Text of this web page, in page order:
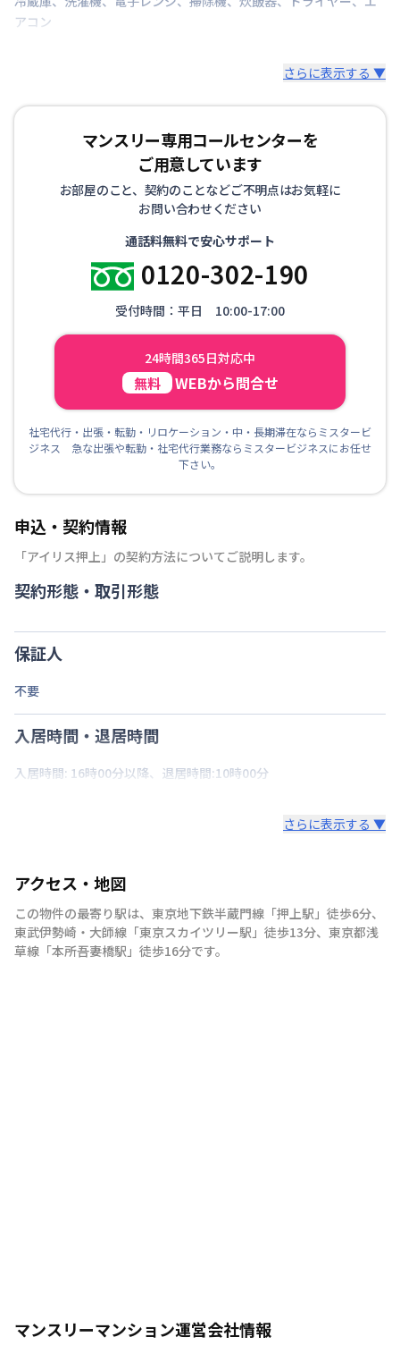
アコン
さらに表示する ▼
マンスリー専用コールセンターを
ご用意しています
お部屋のこと、契約のことなどご不明点はお気軽に
お問い合わせください
通話料無料で安心サポート
0120-302-190
受付時間：平日 10:00-17:00
24時間365日対応中
無料 WEBから問合せ
社宅代行・出張・転勤・リロケーション・中・長期滞在ならミスタービ
ジネス 急な出張や転勤・社宅代行業務ならミスタービジネスにお任せ
下さい。
申込・契約情報
「アイリス押上 」の契約方法についてご説明します。
契約形態・取引形態
保証人
不要
入居時間・退居時間
入居時間: 16時00分以降、退居時間:10時00分
さらに表示する ▼
アクセス・地図
この物件の最寄り駅は、 東京地下鉄半蔵門線 「押上駅 」 徒歩6分、
東武伊勢崎・大師線 「東京スカイツリー駅 」 徒歩13分、 東京都浅
草線 「本所吾妻橋駅 」 徒歩16分です。
マンスリーマンション運営会社情報